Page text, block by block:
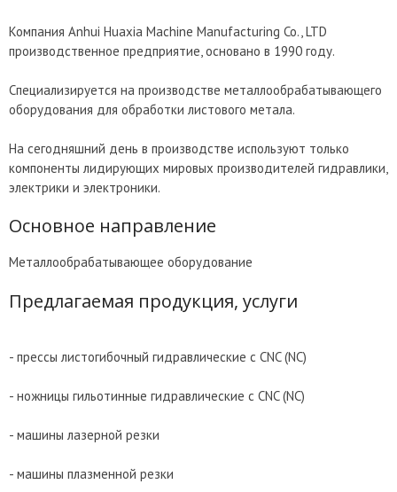
Компания Anhui Huaxia Machine Manufacturing Co., LTD
производственное предприятие, основано в 1990 году.
Специализируется на производстве металлообрабатывающего
оборудования для обработки листового метала.
На сегодняшний день в производстве используют только
компоненты лидирующих мировых производителей гидравлики,
электрики и электроники.
Основное направление
Металлообрабатывающее оборудование
Предлагаемая продукция, услуги
- прессы листогибочный гидравлические с CNC (NC)
- ножницы гильотинные гидравлические с CNC (NC)
- машины лазерной резки
- машины плазменной резки